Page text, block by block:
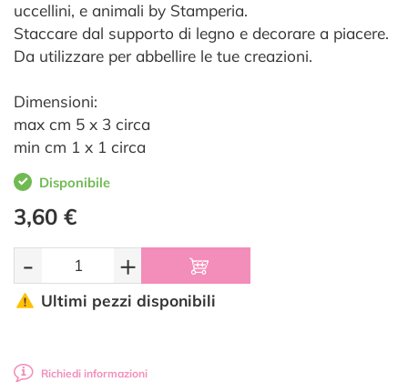
uccellini, e animali by Stamperia.
Staccare dal supporto di legno e decorare a piacere.
Da utilizzare per abbellire le tue creazioni.
Dimensioni:
max cm 5 x 3 circa
min cm 1 x 1 circa
Disponibile
3,60 €
- +
Ultimi pezzi disponibili
Richiedi informazioni